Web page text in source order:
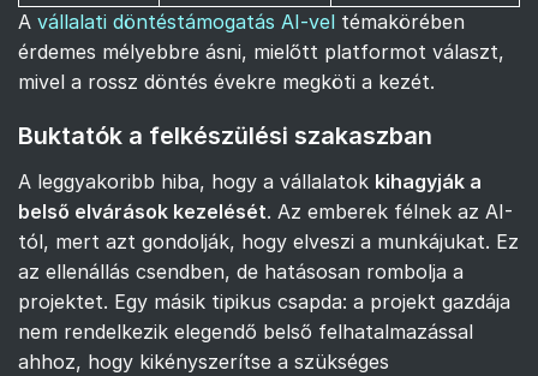
A vállalati döntéstámogatás AI-vel témakörében
érdemes mélyebbre ásni, mielőtt platformot választ,
mivel a rossz döntés évekre megköti a kezét.
Buktatók a felkészülési szakaszban
A leggyakoribb hiba, hogy a vállalatok kihagyják a
belső elvárások kezelését. Az emberek félnek az AI-
tól, mert azt gondolják, hogy elveszi a munkájukat. Ez
az ellenállás csendben, de hatásosan rombolja a
projektet. Egy másik tipikus csapda: a projekt gazdája
nem rendelkezik elegendő belső felhatalmazással
ahhoz, hogy kikényszerítse a szükséges